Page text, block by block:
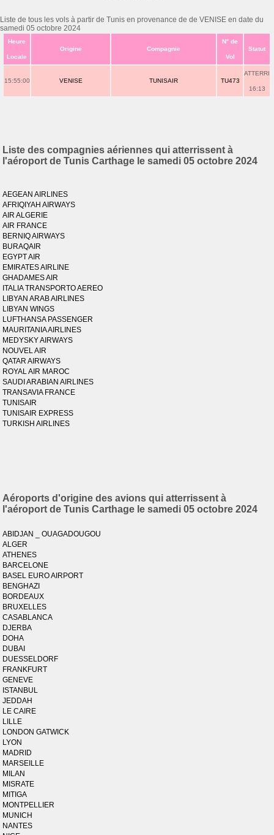
Liste de tous les vols à partir de Tunis en provenance de de VENISE en date du
samedi 05 octobre 2024
Heure
Locale
Origine Compagnie
N° de
Vol
Statut
15:55:00 VENISE TUNISAIR TU473
ATTERRI
16:13
Liste des compagnies aériennes qui atterrissent à
l'aéroport de Tunis Carthage le samedi 05 octobre 2024
AEGEAN AIRLINES
AFRIQIYAH AIRWAYS
AIR ALGERIE
AIR FRANCE
BERNIQ AIRWAYS
BURAQAIR
EGYPT AIR
EMIRATES AIRLINE
GHADAMES AIR
ITALIA TRANSPORTO AEREO
LIBYAN ARAB AIRLINES
LIBYAN WINGS
LUFTHANSA PASSENGER
MAURITANIA AIRLINES
MEDYSKY AIRWAYS
NOUVEL AIR
QATAR AIRWAYS
ROYAL AIR MAROC
SAUDI ARABIAN AIRLINES
TRANSAVIA FRANCE
TUNISAIR
TUNISAIR EXPRESS
TURKISH AIRLINES
Aéroports d'origine des avions qui atterrissent à
l'aéroport de Tunis Carthage le samedi 05 octobre 2024
ABIDJAN _ OUAGADOUGOU
ALGER
ATHENES
BARCELONE
BASEL EURO AIRPORT
BENGHAZI
BORDEAUX
BRUXELLES
CASABLANCA
DJERBA
DOHA
DUBAI
DUESSELDORF
FRANKFURT
GENEVE
ISTANBUL
JEDDAH
LE CAIRE
LILLE
LONDON GATWICK
LYON
MADRID
MARSEILLE
MILAN
MISRATE
MITIGA
MONTPELLIER
MUNICH
NANTES